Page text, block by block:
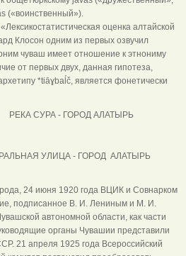
(«воинственный»).
оценка алтайской
Клосон одним из первых озвучил
чуваш имеет отношение к этнониму
от первых двух, данная гипотеза,
*tiāɣbaĺč, является фонетически
АЛАТЫРЬ
- ГОРОД АЛАТЫРЬ
24 июня 1920 года ВЦИК и Совнарком
подписанное В. И. Лениным и М. И.
автономной области, как части
органы Чувашии представили
21 апреля 1925 года Всероссийский